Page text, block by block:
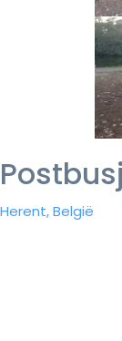
Herent, België